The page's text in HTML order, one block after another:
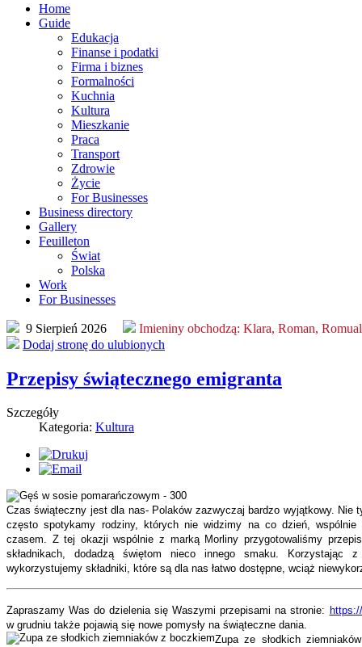
Home
Guide
Edukacja
Finanse i podatki
Firma i biznes
Formalności
Kuchnia
Kultura
Mieszkanie
Praca
Transport
Zdrowie
Życie
For Businesses
Business directory
Gallery
Feuilleton
Świat
Polska
Work
For Businesses
9 Sierpień 2026 Imieniny obchodzą: Klara, Roman,
Dodaj stronę do ulubionych
Przepisy świątecznego emigranta
Szczegóły
Kategoria: Kultura
Czas świąteczny jest dla nas- Polaków zazwyczaj bardzo wyjątkowy. Nie
często spotykamy rodziny, których nie widzimy na co dzień,
czasem. Z tej okazji wspólnie z marką Morliny przygotowaliśmy
składnikach, dodadzą świętom nieco innego smaku. Korzystając
wykorzystujemy składniki, które są dla nas łatwo dostępne, wciąż
Zapraszamy Was do dzielenia się Waszymi przepisami na stronie:
w grudniu także pojawią się nowe pomysły na świąteczne dania.
Zupa ze słodkich